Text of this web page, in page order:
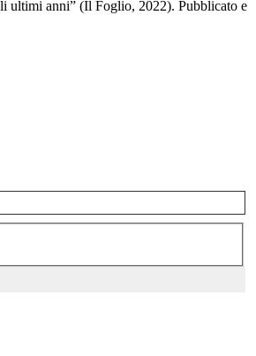
ultimi anni” (Il Foglio, 2022). Pubblicato e